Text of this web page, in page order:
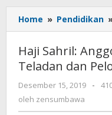
Home » Pendidikan
Haji Sahril:
Teladan dan
Desember 15, 2019
oleh
-
oleh zensumbawa